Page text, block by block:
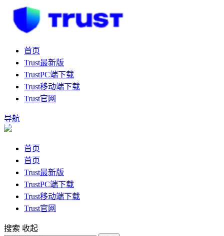
首页
Trust最新版
TrustPC端下载
Trust移动端下载
Trust官网
导航
首页
首页
Trust最新版
TrustPC端下载
Trust移动端下载
Trust官网
搜索 收起